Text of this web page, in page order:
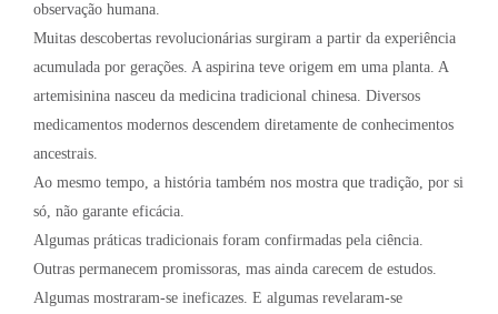
observação humana.
Muitas descobertas revolucionárias surgiram a partir da experiência
acumulada por gerações. A aspirina teve origem em uma planta. A
artemisinina nasceu da medicina tradicional chinesa. Diversos
medicamentos modernos descendem diretamente de conhecimentos
ancestrais.
Ao mesmo tempo, a história também nos mostra que tradição, por si
só, não garante eficácia.
Algumas práticas tradicionais foram confirmadas pela ciência.
Outras permanecem promissoras, mas ainda carecem de estudos.
Algumas mostraram-se ineficazes. E algumas revelaram-se